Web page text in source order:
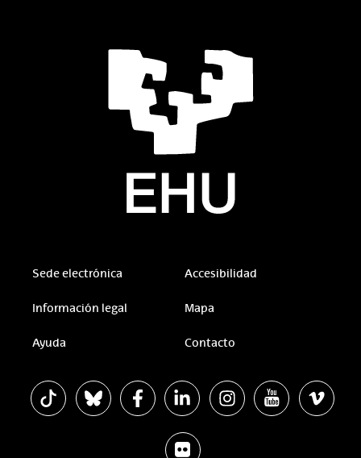
Sede electrónica Accesibilidad
Información legal Mapa
Ayuda Contacto
La EHU en TiktokLa EHU en Bluesky
La EHU en Facebook
La EHU en Linkedin
La EHU en Instagram
La EHU enLa EHU